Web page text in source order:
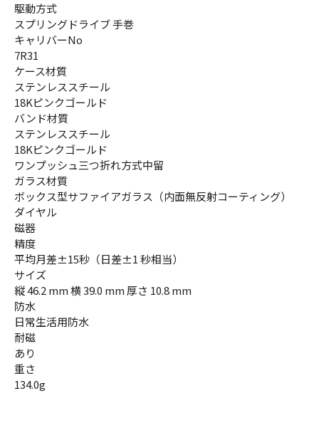
駆動方式
スプリングドライブ 手巻
キャリバーNo
7R31
ケース材質
ステンレススチール
18Kピンクゴールド
バンド材質
ステンレススチール
18Kピンクゴールド
ワンプッシュ三つ折れ方式中留
ガラス材質
ボックス型サファイアガラス（内面無反射コーティング）
ダイヤル
磁器
精度
平均月差±15秒（日差±1 秒相当）
サイズ
縦 46.2 mm 横 39.0 mm 厚さ 10.8 mm
防水
日常生活用防水
耐磁
あり
重さ
134.0g